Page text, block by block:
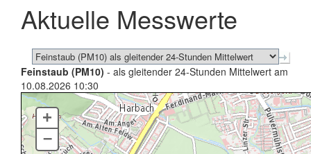
schließen
Aktuelle Messwerte
Feinstaub (PM10) - als gleitender 24-Stunden Mittelwert am
10.08.2026 10:30
+
–